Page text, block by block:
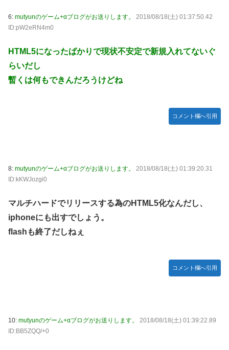
「創刻のファイアホイール」+埋めネタ「ファイアホイール
TCG・その後」
「ドラクエ11」攻略感想(54/クリア後)マルティナの「しん
ぴのビスチェ」可愛い！そしてメドローアやギガバーストき
たー！
【デレマス】 和久井留美「夢を作って、いつか遊んで」
けなかった理由ってガチでなに？とりあえすだせばいいやん
【ウマ娘】海外のファンアートからしか得られない栄養素が
ある。←「おデジ以外味付けが濃いな…」
韓国人「熊本地震で見る日本の土木技術の完全勝利をご覧く
ださい」→「これはすごいわ」「こういうのを見ると日本人
は何か適当に作る感じがしない・・・」「あれがまさに経験
値である」
初見で「勝てるわけないやろくそったれ…」って思ったゲー
坂46】
6: mutyunのゲーム+αブログがお送りします。
2018/08/18(土) 01:37:50.42
ID:pW2eRN4m0
HTML5になったばかりで現状不安定で新規入れてないぐ
らいだし
暫くは何もできんだろうけどね
コメント欄へ引用
8: mutyunのゲーム+αブログがお送りします。
2018/08/18(土) 01:39:20.31
ID:kKWJozgi0
マルチハードでリリースする為のHTML5化なんだし、
iphoneにも出すでしょう。
flashも終了だしねぇ
コメント欄へ引用
10: mutyunのゲーム+αブログがお送りします。
2018/08/18(土) 01:39:22.89
ID:BB5ZQQ/+0